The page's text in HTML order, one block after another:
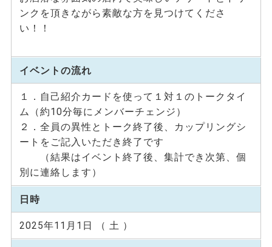
ンクを頂きながら素敵な方を見つけてくださ
い！！
イベントの流れ
１．自己紹介カードを使って１対１のトークタイ
ム（約10分毎にメンバーチェンジ）
２．全員の異性とトーク終了後、カップリングシ
ートをご記入いただき終了です
（結果はイベント終了後、集計でき次第、個
別に連絡します）
日時
2025年11月1日 （ 土 ）